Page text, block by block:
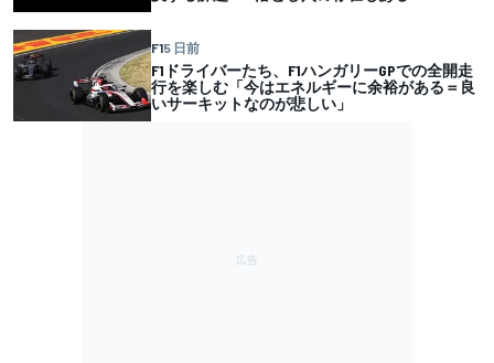
F15 日前
F1ドライバーたち、F1ハンガリーGPでの全開走
行を楽しむ「今はエネルギーに余裕がある＝良
いサーキットなのが悲しい」